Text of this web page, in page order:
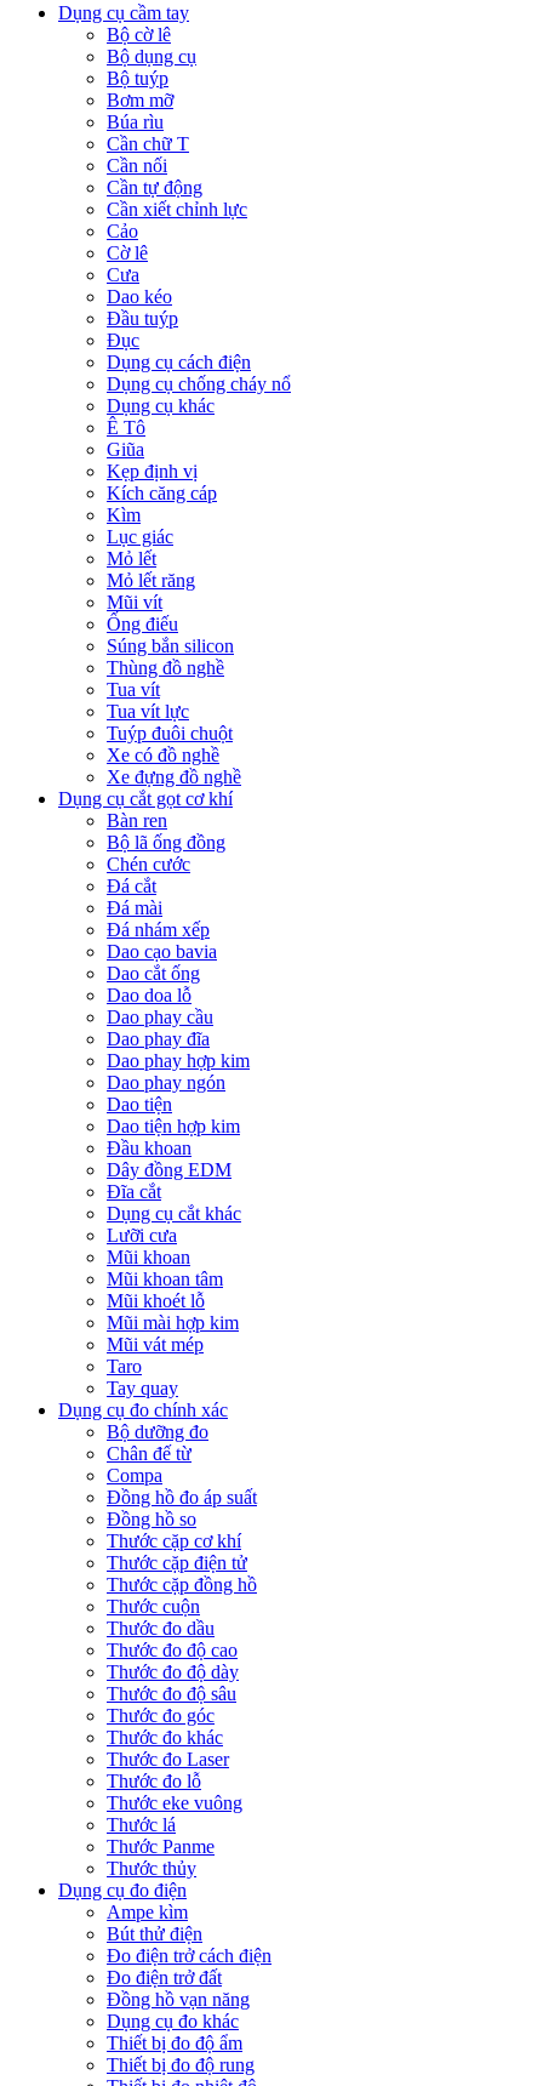
Dụng cụ cầm tay
Bộ cờ lê
Bộ dụng cụ
Bộ tuýp
Bơm mỡ
Búa rìu
Cần chữ T
Cần nối
Cần tự động
Cần xiết chỉnh lực
Cảo
Cờ lê
Cưa
Dao kéo
Đầu tuýp
Đục
Dụng cụ cách điện
Dụng cụ chống cháy nổ
Dụng cụ khác
Ê Tô
Giũa
Kẹp định vị
Kích căng cáp
Kìm
Lục giác
Mỏ lết
Mỏ lết răng
Mũi vít
Ống điếu
Súng bắn silicon
Thùng đồ nghề
Tua vít
Tua vít lực
Tuýp đuôi chuột
Xe có đồ nghề
Xe đựng đồ nghề
Dụng cụ cắt gọt cơ khí
Bàn ren
Bộ lã ống đồng
Chén cước
Đá cắt
Đá mài
Đá nhám xếp
Dao cạo bavia
Dao cắt ống
Dao doa lỗ
Dao phay cầu
Dao phay đĩa
Dao phay hợp kim
Dao phay ngón
Dao tiện
Dao tiện hợp kim
Đầu khoan
Dây đồng EDM
Đĩa cắt
Dụng cụ cắt khác
Lưỡi cưa
Mũi khoan
Mũi khoan tâm
Mũi khoét lỗ
Mũi mài hợp kim
Mũi vát mép
Taro
Tay quay
Dụng cụ đo chính xác
Bộ dưỡng đo
Chân đế từ
Compa
Đồng hồ đo áp suất
Đồng hồ so
Thước cặp cơ khí
Thước cặp điện tử
Thước cặp đồng hồ
Thước cuộn
Thước đo dầu
Thước đo độ cao
Thước đo độ dày
Thước đo độ sâu
Thước đo góc
Thước đo khác
Thước đo Laser
Thước đo lỗ
Thước eke vuông
Thước lá
Thước Panme
Thước thủy
Dụng cụ đo điện
Ampe kìm
Bút thử điện
Đo điện trở cách điện
Đo điện trở đất
Đồng hồ vạn năng
Dụng cụ đo khác
Thiết bị đo độ ẩm
Thiết bị đo độ rung